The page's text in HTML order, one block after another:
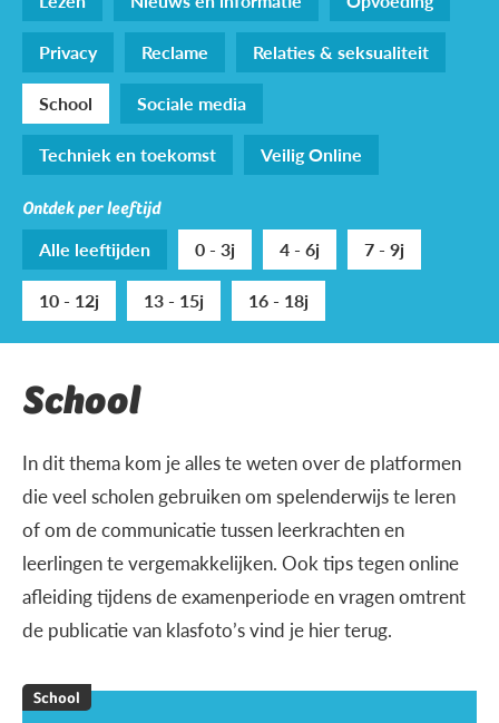
Privacy
Reclame
Relaties & seksualiteit
School
Sociale media
Techniek en toekomst
Veilig Online
Ontdek per leeftijd
Alle leeftijden 0 - 3j 4 - 6j
7 - 9j
10 - 12j
13 - 15j 16 - 18j
School
In dit thema kom je alles te weten over de platformen
die veel scholen gebruiken om spelenderwijs te leren
of om de communicatie tussen leerkrachten en
leerlingen te vergemakkelijken. Ook tips tegen online
afleiding tijdens de examenperiode en vragen omtrent
de publicatie van klasfoto’s vind je hier terug.
School